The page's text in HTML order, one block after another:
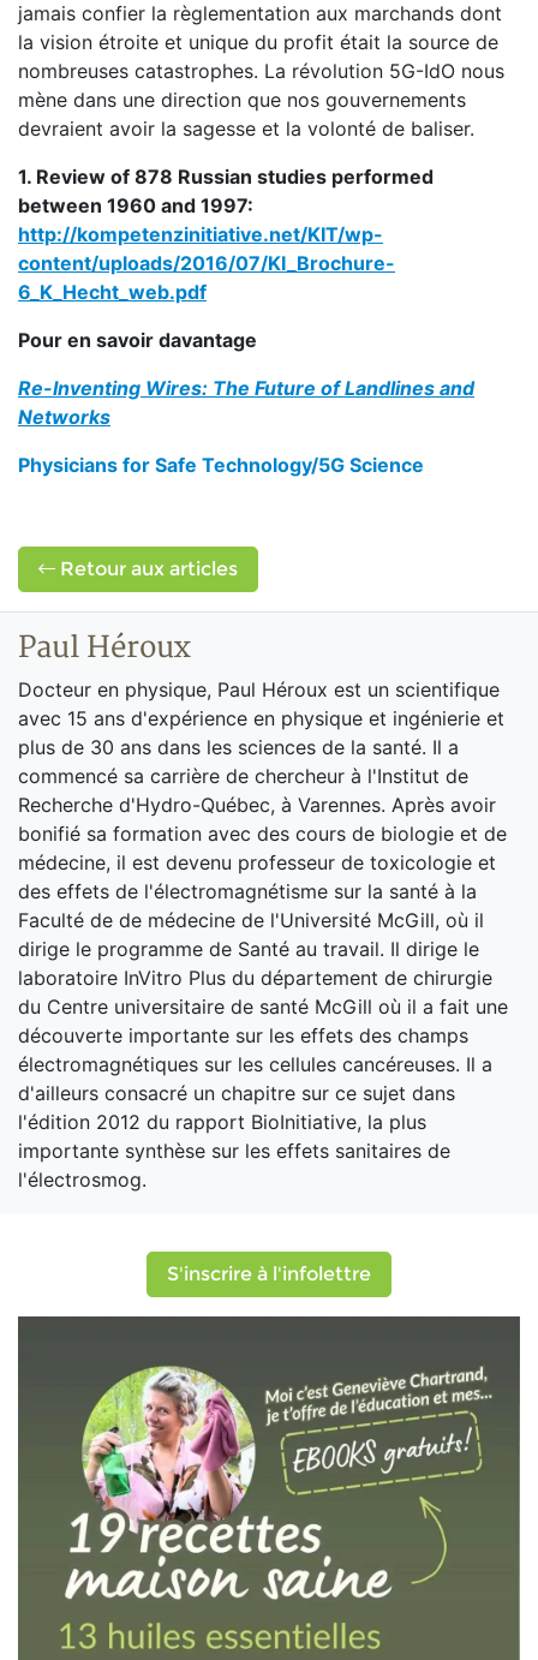
jamais confier la règlementation aux marchands dont
la vision étroite et unique du profit était la source de
nombreuses catastrophes. La révolution 5G-IdO nous
mène dans une direction que nos gouvernements
devraient avoir la sagesse et la volonté de baliser.
1. Review of 878 Russian studies performed
between 1960 and 1997:
http://kompetenzinitiative.net/KIT/wp-
content/uploads/2016/07/KI_Brochure-
6_K_Hecht_web.pdf
Pour en savoir davantage
Re-Inventing Wires: The Future of Landlines and
Networks
Physicians for Safe Technology/5G Science
Retour aux articles
Paul Héroux
Docteur en physique, Paul Héroux est un scientifique
avec 15 ans d'expérience en physique et ingénierie et
plus de 30 ans dans les sciences de la santé. Il a
commencé sa carrière de chercheur à l'Institut de
Recherche d'Hydro-Québec, à Varennes. Après avoir
bonifié sa formation avec des cours de biologie et de
médecine, il est devenu professeur de toxicologie et
des effets de l'électromagnétisme sur la santé à la
Faculté de de médecine de l'Université McGill, où il
dirige le programme de Santé au travail. Il dirige le
laboratoire InVitro Plus du département de chirurgie
du Centre universitaire de santé McGill où il a fait une
découverte importante sur les effets des champs
électromagnétiques sur les cellules cancéreuses. Il a
d'ailleurs consacré un chapitre sur ce sujet dans
l'édition 2012 du rapport BioInitiative, la plus
importante synthèse sur les effets sanitaires de
l'électrosmog.
S'inscrire à l'infolettre